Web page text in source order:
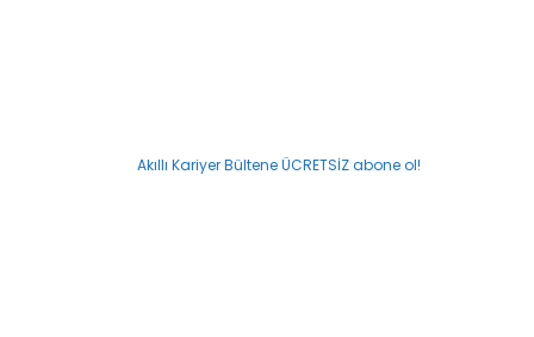
Akıllı Kariyer Bültene ÜCRETSİZ abone ol!